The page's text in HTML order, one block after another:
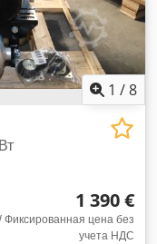
1 /8
1 390 €
Фиксированная цена без
учета НДС